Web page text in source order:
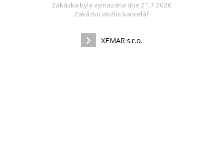
Zakázka byla vymazána dne 21.7.2026
Zakázku vložila kancelář
XEMAR s.r.o.